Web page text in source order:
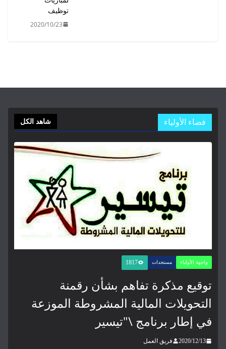
2020/10/23
الأولياء شاهد الكل
مستجدات 1817
مذكرة تفاهم بشأن رقمنة
المالية المشروطة الموزعة
برنامج \"تيسير
2020/ فريق العمل